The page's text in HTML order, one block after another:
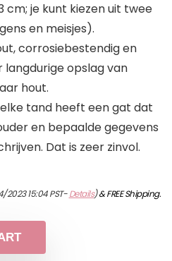
cm; je kunt kiezen uit twee
en meisjes).
corrosiebestendig en
langdurige opslag van
hout.
tand heeft een gat dat
en bepaalde gegevens
Dat is zeer zinvol.
15:04 PST-Details)&FREE Shipping.